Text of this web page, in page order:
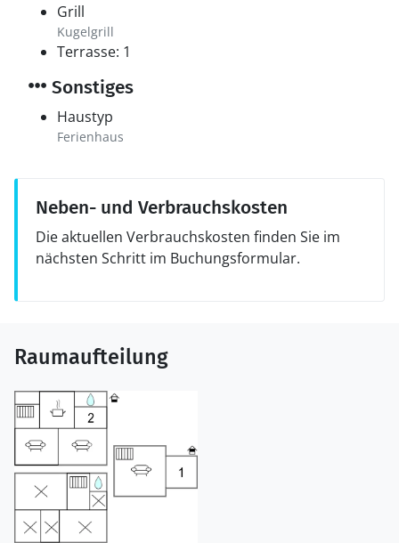
Grill
Kugelgrill
Terrasse: 1
Sonstiges
Haustyp
Ferienhaus
Neben- und Verbrauchskosten
Die aktuellen Verbrauchskosten finden Sie im
nächsten Schritt im Buchungsformular.
Raumaufteilung